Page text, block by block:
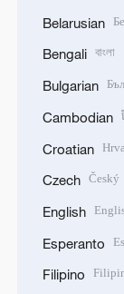
Belarusian
Bengali বাংলা
Bulgarian
Cambodian
Croatian
Czech Český
English
Esperanto
Filipino